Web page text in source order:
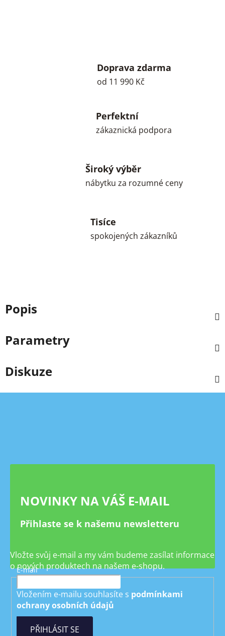
Doprava zdarma
od 11 990 Kč
Perfektní
zákaznická podpora
Široký výběr
nábytku za rozumné ceny
Tisíce
spokojených zákazníků
Popis
Parametry
Diskuze
Z
NOVINKY NA VÁŠ E-MAIL
Přihlaste se k našemu newsletteru
Vložte svůj e-mail a my vám budeme zasílat informace
o nových produktech na našem e-shopu.
E-mail
Vložením e-mailu souhlasíte s podmínkami
ochrany osobních údajů
PŘIHLÁSIT SE